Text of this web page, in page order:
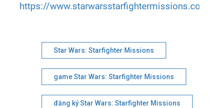
https://www.starwarsstarfightermissions.com/
Star Wars: Starfighter Missions
game Star Wars: Starfighter Missions
đăng ký Star Wars: Starfighter Missions